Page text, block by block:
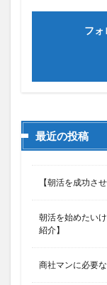
フォ
最近の投稿
【朝活を成功さ
朝活を始めたい
紹介】
商社マンに必要